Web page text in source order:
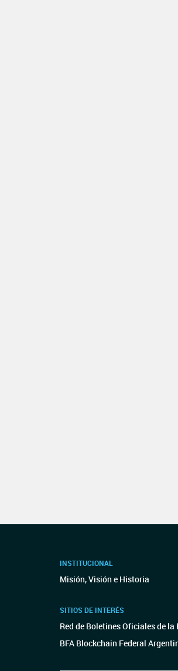
INSTITUCIONAL
Misión, Visión e Historia
SITIOS DE INTERÉS
Red de Boletines Oficiales de la
BFA Blockchain Federal